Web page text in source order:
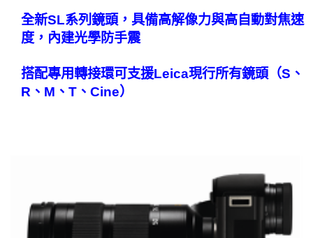
全新SL系列鏡頭，具備高解像力與高自動對焦速
度，內建光學防手震
搭配專用轉接環可支援Leica現行所有鏡頭（S、
R、M、T、Cine）